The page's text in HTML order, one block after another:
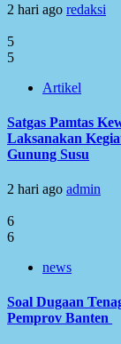
2 hari ago redaksi
5
5
Artikel
Satgas Pamtas
Laksanakan
Gunung Susu
2 hari ago admin
6
6
news
Soal Dugaan
Pemprov Banten